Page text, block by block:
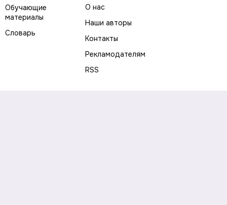
Обучающие
материалы
Словарь
О нас
Наши авторы
Контакты
Рекламодателям
RSS